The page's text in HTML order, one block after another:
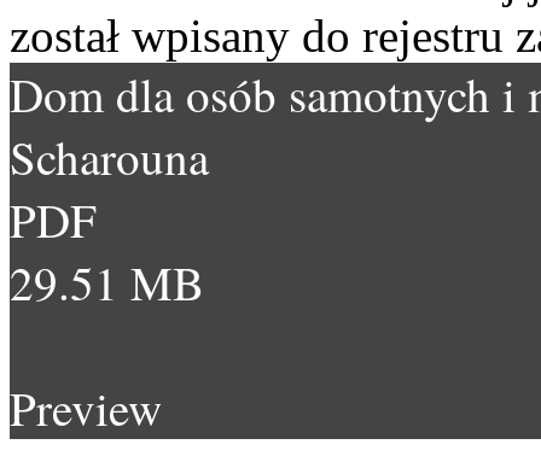
został wpisany do rejestru
Dom dla osób samotnych i
Scharouna
PDF
29.51 MB
Preview